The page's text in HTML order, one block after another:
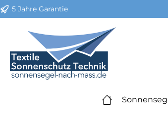
Hauptinhalt springen
Zur Suche springen
Zur Hauptnavigation springen
5 Jahre Garantie